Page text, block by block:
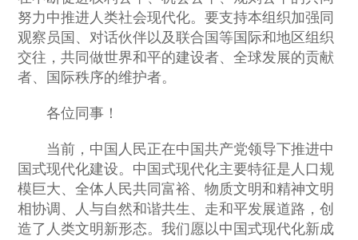
努力中推进人类社会现代化。要支持本组织加强同
观察员国、对话伙伴以及联合国等国际和地区组织
交往，共同做世界和平的建设者、全球发展的贡献
者、国际秩序的维护者。
各位同事！
当前，中国人民正在中国共产党领导下推进中
国式现代化建设。中国式现代化主要特征是人口规
模巨大、全体人民共同富裕、物质文明和精神文明
相协调、人与自然和谐共生、走和平发展道路，创
造了人类文明新形态。我们愿以中国式现代化新成